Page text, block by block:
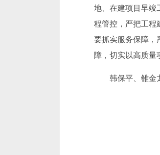
地、在建项目早竣
程管控，严把工程
要抓实服务保障，
障，切实以高质量
韩保平、雒金